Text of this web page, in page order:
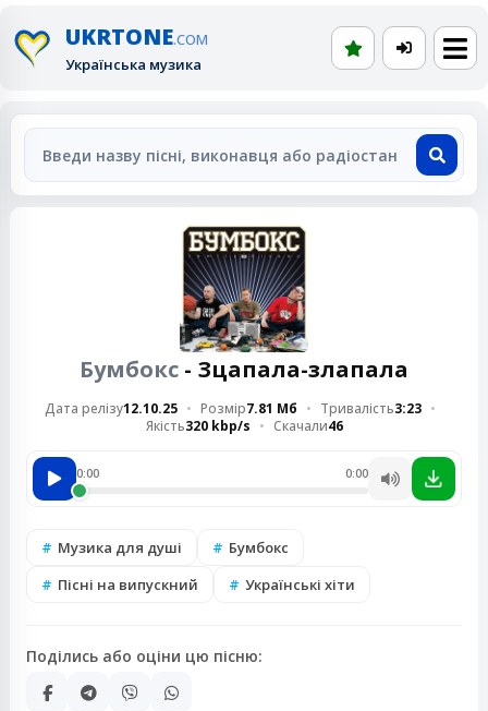
UKRTONE.COM
Українська музика
Бумбокс - Зцапала-злапала
Дата релізу12.10.25 Розмір7.81 Мб Тривалість3:23
Якість320 kbp/s Скачали46
0:00 0:00
Музика для душі
Бумбокс
Пісні на випускний
Українські хіти
Поділись або оціни цю пісню: